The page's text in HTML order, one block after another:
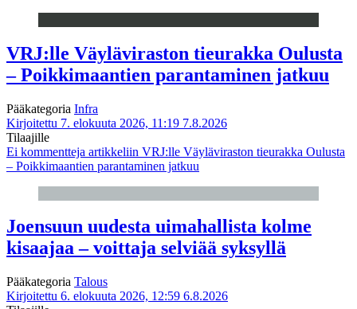
VRJ:lle Väyläviraston tieurakka Oulusta
– Poikkimaantien parantaminen jatkuu
Pääkategoria Infra
Kirjoitettu 7. elokuuta 2026, 11:19 7.8.2026
Tilaajille
Ei kommentteja artikkeliin VRJ:lle Väyläviraston tieurakka Oulusta
– Poikkimaantien parantaminen jatkuu
Joensuun uudesta uimahallista kolme
kisaajaa – voittaja selviää syksyllä
Pääkategoria Talous
Kirjoitettu 6. elokuuta 2026, 12:59 6.8.2026